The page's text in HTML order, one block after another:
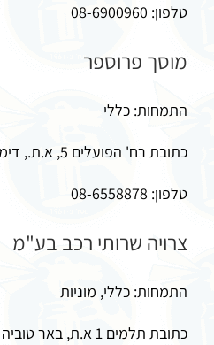
טלפון: 08-6900960
מוסך פרוספר
התמחות: כללי
כתובת רח' הפועלים 5, א.ת., דימונה
טלפון: 08-6558878
צרויה שרותי רכב בע"מ
התמחות: כללי, מוניות
כתובת תלמים 1 א.ת, באר טוביה